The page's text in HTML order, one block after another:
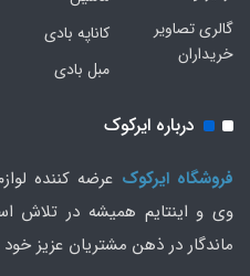
گالری تصاویر
خریداران
کاناپه بادی
مبل بادی
درباره ایرکوک
فروشگاه ایرکوک عرضه کننده
وی و اینتایم همیشه در تلاش
ماندگار در ذهن مشتریان عزیز